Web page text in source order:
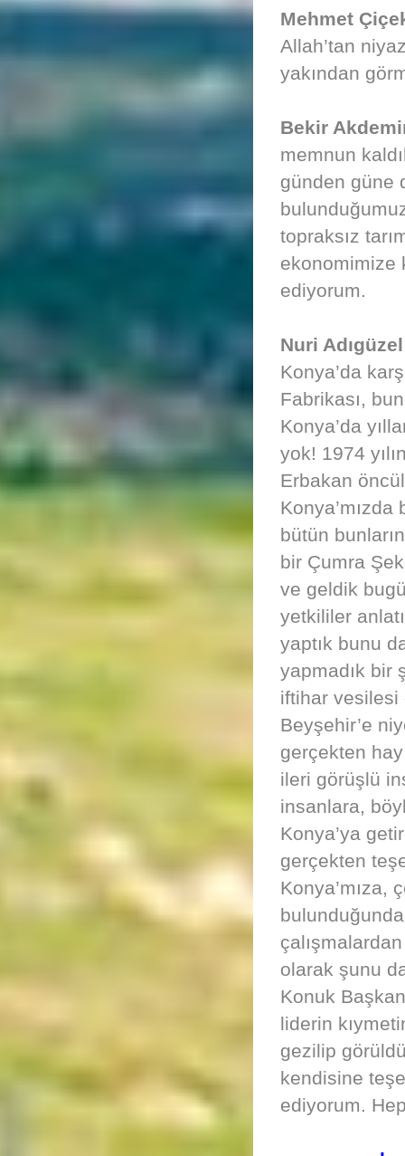
Mehmet
Allah’tan
yakından
Bekir
memnun
günden güne
topraksız
ekonomimize
ediyorum.
Nuri
Konya’da
Fabrikası,
Konya’da
yok! 1974
Erbakan
bütün
bir Çumra
ve geldik
yetkililer
yaptık bunu
yapmadık bir
iftihar vesilesi
Beyşehir’e
gerçekten
ileri görüşlü
insanlara,
Konya’ya
gerçekten
Konya’mıza,
olarak şunu
Konuk
liderin
gezilip
kendisine
ediyorum.